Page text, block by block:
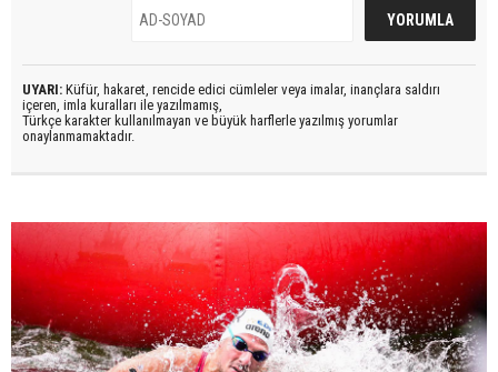
UYARI: Küfür, hakaret, rencide edici cümleler veya imalar, inançlara saldırı
içeren, imla kuralları ile yazılmamış,
Türkçe karakter kullanılmayan ve büyük harflerle yazılmış yorumlar
onaylanmamaktadır.